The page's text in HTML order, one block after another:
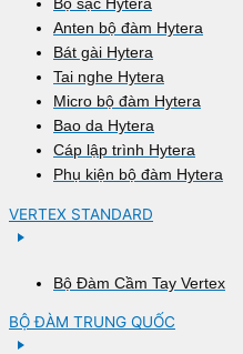
Bộ sạc Hytera
Anten bộ đàm Hytera
Bát gài Hytera
Tai nghe Hytera
Micro bộ đàm Hytera
Bao da Hytera
Cáp lập trình Hytera
Phụ kiện bộ đàm Hytera
VERTEX STANDARD
Bộ Đàm Cầm Tay Vertex
BỘ ĐÀM TRUNG QUỐC